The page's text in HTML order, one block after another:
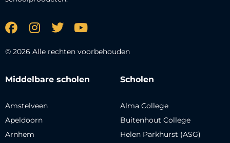
© 2026 Alle rechten voorbehouden
Middelbare scholen
Amstelveen
Apeldoorn
Arnhem
Scholen
Alma College
Buitenhout College
Helen Parkhurst (ASG)